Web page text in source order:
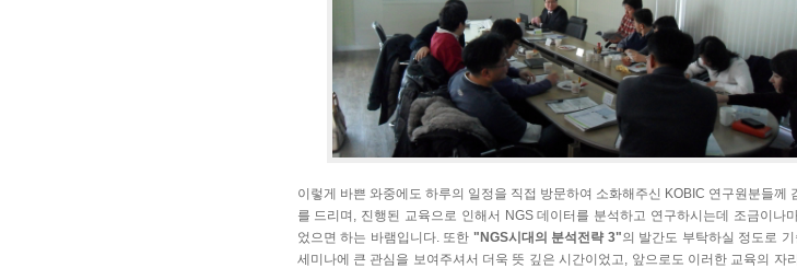
이렇게 바쁜 와중에도 하루의 일정을 직접 방문하여 소화해주신 KOBIC 연구원분들께
를 드리며, 진행된 교육으로 인해서 NGS 데이터를 분석하고 연구하시는데 조금이나
었으면 하는 바램입니다. 또한 "NGS시대의 분석전략 3"의 발간도 부탁하실 정도로
세미나에 큰 관심을 보여주셔서 더욱 뜻 깊은 시간이었고, 앞으로도 이러한 교육의 자